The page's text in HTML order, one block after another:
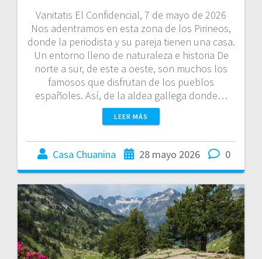
Vanitatis El Confidencial, 7 de mayo de 2026
Nos adentramos en esta zona de los Pirineos,
donde la periodista y su pareja tienen una casa.
Un entorno lleno de naturaleza e historia De
norte a sur, de este a oeste, son muchos los
famosos que disfrutan de los pueblos
españoles. Así, de la aldea gallega donde…
LEER MÁS
Casa Chuanina 28 mayo 2026 0